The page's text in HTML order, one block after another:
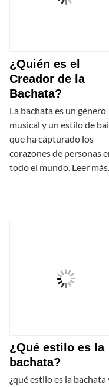
¿Quién es el
Creador de la
Bachata?
La bachata es un género
musical y un estilo de
que ha capturado los
corazones de personas
todo el mundo. Leer
¿Qué estilo es la
bachata?
¿qué estilo es la bachata